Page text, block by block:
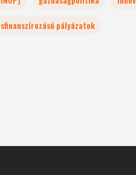
pályázatok